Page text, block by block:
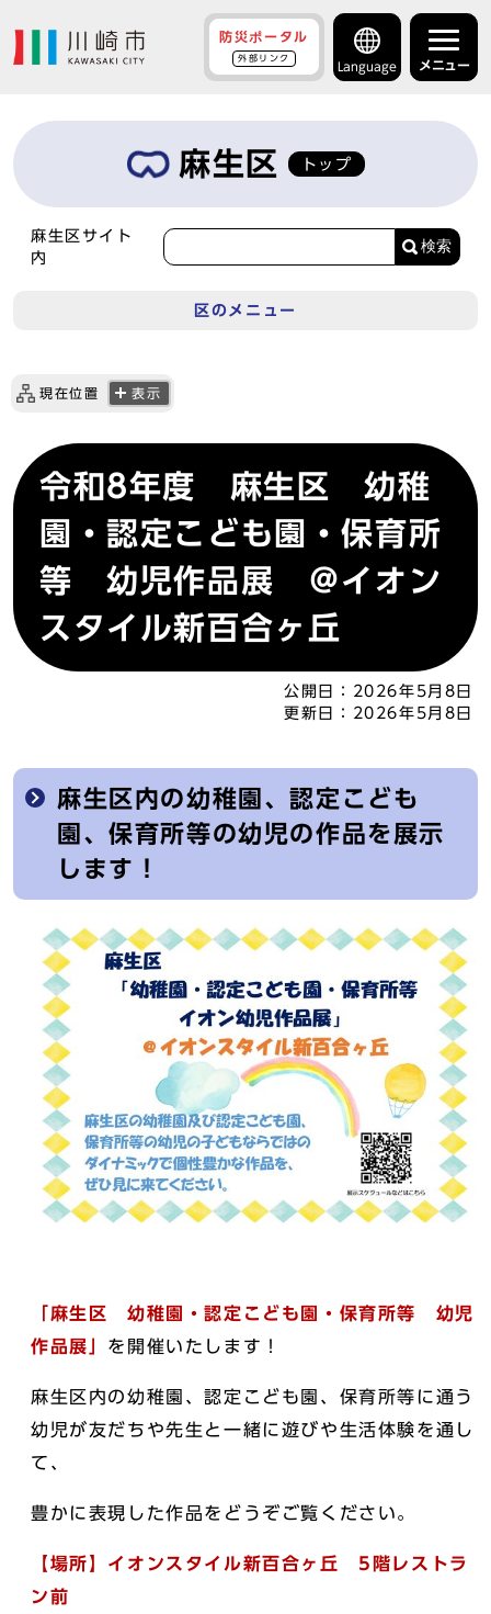
防災ポータル
外部リンク
Language メニュー
麻生区 トップ
麻生区サイト
内
検索
区のメニュー
現在位置 表示
令和8年度 麻生区 幼稚
園・認定こども園・保育所
等 幼児作品展 ＠イオン
スタイル新百合ヶ丘
公開日：
2026年5月8日
更新日：
2026年5月8日
麻生区内の幼稚園、認定こども
園、保育所等の幼児の作品を展示
します！
「麻生区 幼稚園・認定こども園・保育所等 幼児
作品展」 を開催いたします！
麻生区内の幼稚園、認定こども園、保育所等に通う
幼児が友だちや先生と一緒に遊びや生活体験を通し
て、
豊かに表現した作品をどうぞご覧ください。
【場所】イオンスタイル新百合ヶ丘 5階レストラ
ン前